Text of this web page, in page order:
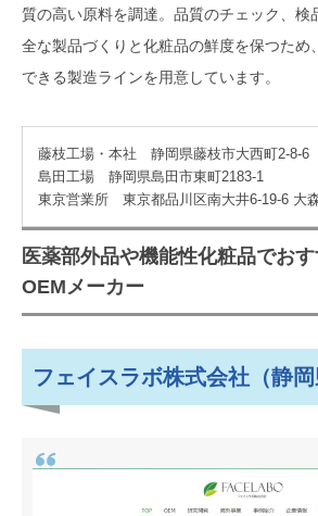
質の高い原料を調達。品質のチェック、検
全な製品づくりと化粧品の鮮度を保つため
できる製造ラインを用意しています。
藤枝工場・本社 静岡県藤枝市大西町2-8-6
島田工場 静岡県島田市東町2183-1
東京営業所 東京都品川区南大井6-19-6 大
医薬部外品や機能性化粧品でお
OEMメーカー
フェイスラボ株式会社（静岡